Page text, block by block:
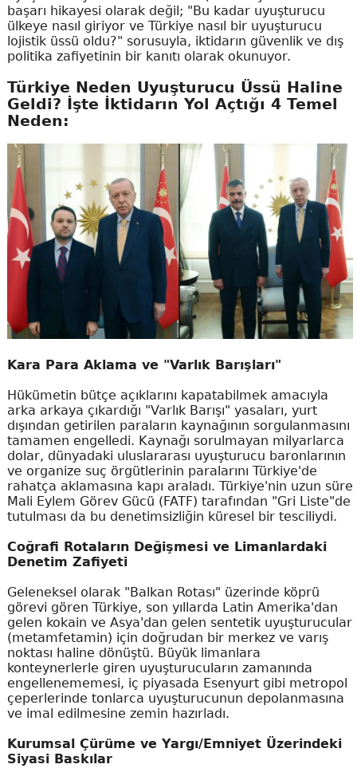
başarı hikayesi olarak değil; "Bu kadar uyuşturucu
ülkeye nasıl giriyor ve Türkiye nasıl bir uyuşturucu
lojistik üssü oldu?" sorusuyla, iktidarın güvenlik ve dış
politika zafiyetinin bir kanıtı olarak okunuyor.
Türkiye Neden Uyuşturucu Üssü Haline
Geldi? İşte İktidarın Yol Açtığı 4 Temel
Neden:
Kara Para Aklama ve "Varlık Barışları"
Hükümetin bütçe açıklarını kapatabilmek amacıyla
arka arkaya çıkardığı "Varlık Barışı" yasaları, yurt
dışından getirilen paraların kaynağının sorgulanmasını
tamamen engelledi. Kaynağı sorulmayan milyarlarca
dolar, dünyadaki uluslararası uyuşturucu baronlarının
ve organize suç örgütlerinin paralarını Türkiye'de
rahatça aklamasına kapı araladı. Türkiye'nin uzun süre
Mali Eylem Görev Gücü (FATF) tarafından "Gri Liste"de
tutulması da bu denetimsizliğin küresel bir tesciliydi.
Coğrafi Rotaların Değişmesi ve Limanlardaki
Denetim Zafiyeti
Geleneksel olarak "Balkan Rotası" üzerinde köprü
görevi gören Türkiye, son yıllarda Latin Amerika'dan
gelen kokain ve Asya'dan gelen sentetik uyuşturucular
(metamfetamin) için doğrudan bir merkez ve varış
noktası haline dönüştü. Büyük limanlara
konteynerlerle giren uyuşturucuların zamanında
engellenememesi, iç piyasada Esenyurt gibi metropol
çeperlerinde tonlarca uyuşturucunun depolanmasına
ve imal edilmesine zemin hazırladı.
Kurumsal Çürüme ve Yargı/Emniyet Üzerindeki
Siyasi Baskılar